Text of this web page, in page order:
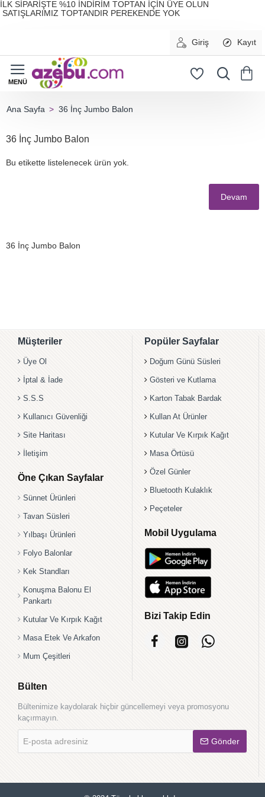
İLK SİPARİŞTE %10 İNDİRİM TOPTAN İÇİN ÜYE OLUN
SATIŞLARIMIZ TOPTANDIR PEREKENDE YOK
Giriş Kayıt
36 İnç Jumbo Balon
36 İnç Jumbo Balon
36 İnç Jumbo Balon
Bu etikette listelenecek ürün yok.
Devam
Müşteriler
Üye Ol
İptal & İade
S.S.S
Kullanıcı Güvenliği
Site Haritası
İletişim
Öne Çıkan Sayfalar
Sünnet Ürünleri
Tavan Süsleri
Yılbaşı Ürünleri
Folyo Balonlar
Kek Standları
Konuşma Balonu El
Pankartı
Kutular Ve Kırpık Kağıt
Masa Etek Ve Arkafon
Mum Çeşitleri
Popüler Sayfalar
Doğum Günü Süsleri
Gösteri ve Kutlama
Karton Tabak Bardak
Kullan At Ürünler
Kutular Ve Kırpık Kağıt
Masa Örtüsü
Özel Günler
Bluetooth Kulaklık
Peçeteler
Mobil Uygulama
Bizi Takip Edin
Bülten
Bültenimize kaydolarak hiçbir güncellemeyi veya promosyonu
kaçırmayın.
posta
adresiniz
Gönder